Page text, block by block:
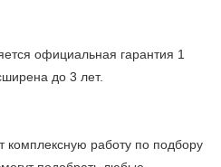
официальная гарантия 1
до 3 лет.
комплексную работу по подбору